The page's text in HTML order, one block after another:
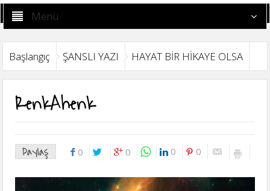
Menü
Başlangıç ŞANSLI YAZI HAYAT BİR HİKAYE OLSA
RenkAhenk
Paylaş 0 0 0 0